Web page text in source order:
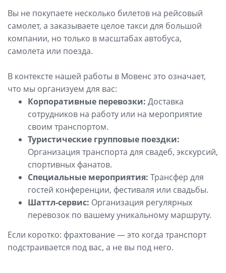
Вы не покупаете несколько билетов на рейсовый
самолет, а заказываете целое такси для большой
компании, но только в масштабах автобуса,
самолета или поезда.
В контексте нашей работы в Мовенс это означает,
что мы организуем для вас:
Корпоративные перевозки: Доставка
сотрудников на работу или на мероприятие
своим транспортом.
Туристические групповые поездки:
Организация транспорта для свадеб, экскурсий,
спортивных фанатов.
Специальные мероприятия: Трансфер для
гостей конференции, фестиваля или свадьбы.
Шаттл-сервис: Организация регулярных
перевозок по вашему уникальному маршруту.
Если коротко: фрахтование — это когда транспорт
подстраивается под вас, а не вы под него.